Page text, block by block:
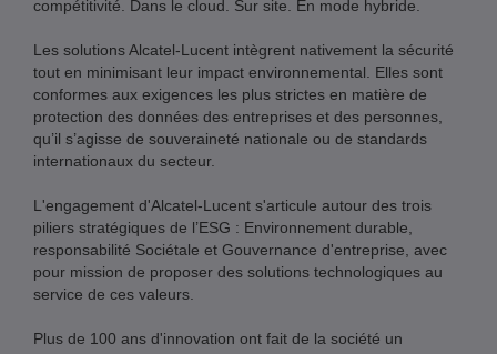
compétitivité. Dans le cloud. Sur site. En mode hybride.
Les solutions Alcatel-Lucent intègrent nativement la sécurité
tout en minimisant leur impact environnemental. Elles sont
conformes aux exigences les plus strictes en matière de
protection des données des entreprises et des personnes,
qu’il s’agisse de souveraineté nationale ou de standards
internationaux du secteur.
L'engagement d'Alcatel-Lucent s'articule autour des trois
piliers stratégiques de l’ESG : Environnement durable,
responsabilité Sociétale et Gouvernance d'entreprise, avec
pour mission de proposer des solutions technologiques au
service de ces valeurs.
Plus de 100 ans d'innovation ont fait de la société un